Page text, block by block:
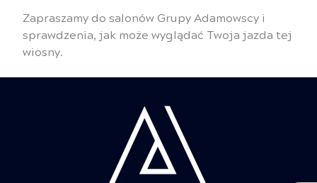
Zapraszamy do salonów Grupy Adamowscy i
sprawdzenia, jak może wyglądać Twoja jazda tej
wiosny.